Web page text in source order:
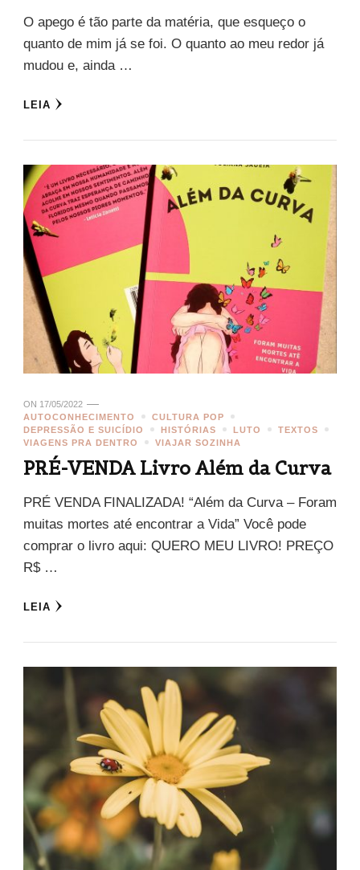
O apego é tão parte da matéria, que esqueço o
quanto de mim já se foi. O quanto ao meu redor já
mudou e, ainda …
LEIA
ON 17/05/2022
AUTOCONHECIMENTO
CULTURA POP
DEPRESSÃO E SUICÍDIO
HISTÓRIAS LUTO
TEXTOS
VIAGENS PRA DENTRO
VIAJAR SOZINHA
PRÉ-VENDA Livro Além da Curva
PRÉ VENDA FINALIZADA! “Além da Curva – Foram
muitas mortes até encontrar a Vida” Você pode
comprar o livro aqui: QUERO MEU LIVRO! PREÇO
R$ …
LEIA